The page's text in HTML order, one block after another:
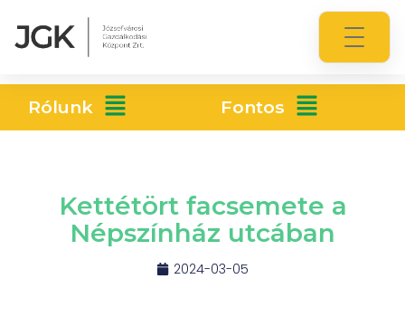
Rólunk Fontos
Kettétört facsemete a
Népszínház utcában
2024-03-05